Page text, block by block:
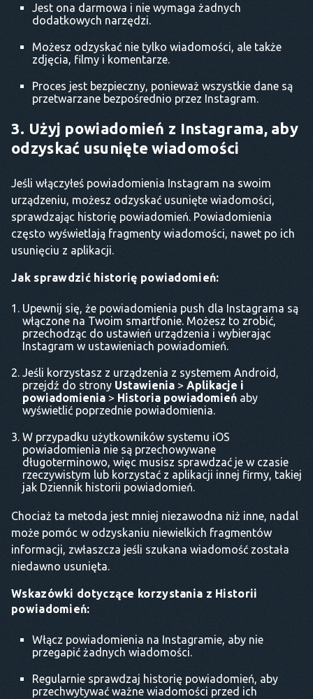
Jest ona darmowa i nie wymaga żadnych
dodatkowych narzędzi.
Możesz odzyskać nie tylko wiadomości, ale także
zdjęcia, filmy i komentarze.
Proces jest bezpieczny, ponieważ wszystkie dane są
przetwarzane bezpośrednio przez Instagram.
3. Użyj powiadomień z Instagrama, aby
odzyskać usunięte wiadomości
Jeśli włączyłeś powiadomienia Instagram na swoim
urządzeniu, możesz odzyskać usunięte wiadomości,
sprawdzając historię powiadomień. Powiadomienia
często wyświetlają fragmenty wiadomości, nawet po ich
usunięciu z aplikacji.
Jak sprawdzić historię powiadomień:
Upewnij się, że powiadomienia push dla Instagrama są
włączone na Twoim smartfonie. Możesz to zrobić,
przechodząc do ustawień urządzenia i wybierając
Instagram w ustawieniach powiadomień.
Jeśli korzystasz z urządzenia z systemem Android,
przejdź do strony Ustawienia > Aplikacje i
powiadomienia > Historia powiadomień aby
wyświetlić poprzednie powiadomienia.
W przypadku użytkowników systemu iOS
powiadomienia nie są przechowywane
długoterminowo, więc musisz sprawdzać je w czasie
rzeczywistym lub korzystać z aplikacji innej firmy, takiej
jak Dziennik historii powiadomień.
Chociaż ta metoda jest mniej niezawodna niż inne, nadal
może pomóc w odzyskaniu niewielkich fragmentów
informacji, zwłaszcza jeśli szukana wiadomość została
niedawno usunięta.
Wskazówki dotyczące korzystania z Historii
powiadomień:
Włącz powiadomienia na Instagramie, aby nie
przegapić żadnych wiadomości.
Regularnie sprawdzaj historię powiadomień, aby
przechwytywać ważne wiadomości przed ich